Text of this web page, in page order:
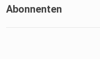
Abonnenten